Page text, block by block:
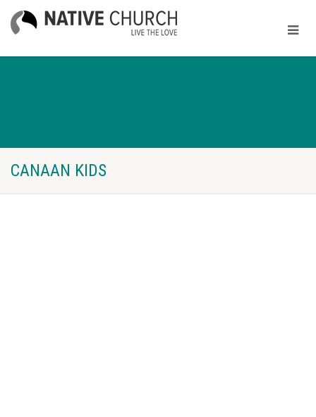
CANAAN KIDS